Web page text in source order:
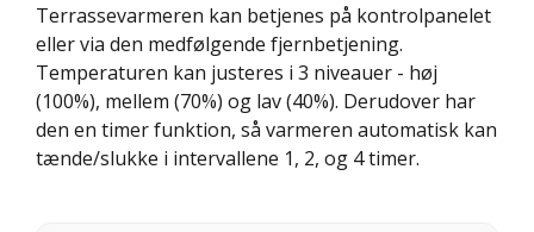
Terrassevarmeren kan betjenes på kontrolpanelet
eller via den medfølgende fjernbetjening.
Temperaturen kan justeres i 3 niveauer - høj
(100%), mellem (70%) og lav (40%). Derudover har
den en timer funktion, så varmeren automatisk kan
tænde/slukke i intervallene 1, 2, og 4 timer.